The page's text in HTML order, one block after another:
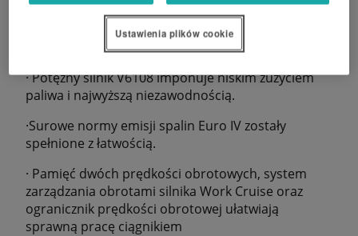
SILNIK
· Potężny silnik V6108 imponuje niskim zużyciem
paliwa i najwyższą niezawodnością.
·Surowe normy emisji spalin Euro IV zostały
spełnione z łatwością.
· Pamięć dwóch prędkości obrotowych, system
zarządzania obrotami silnika Work Cruise oraz
ogranicznik prędkości obrotowej ułatwiają
sprawną pracę ciągnikiem
Ustawienia plików cookie